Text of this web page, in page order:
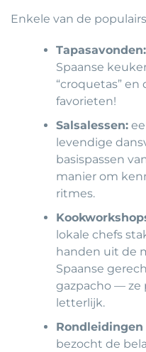
Enkele van de
Tapasavonden:
Spaanse
“croquetas” en
favorieten!
Salsalessen:
levendige
basispassen
manier om
ritmes.
lokale chefs
handen uit de
Spaanse
gazpacho — ze
letterlijk.
bezocht de